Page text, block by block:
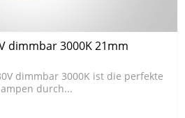
dimmbar 3000K 21mm
dimmbar 3000K ist die perfekte
durch...